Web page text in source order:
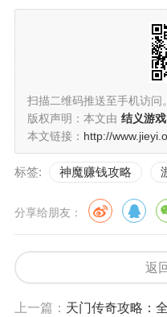
扫描二维码推送至手机访问。
版权声明：本文由 结义游戏
本文链接： http://
标签: 神魔赚钱攻略
分享给朋友：
返
上一篇： 天门传奇攻略：全面